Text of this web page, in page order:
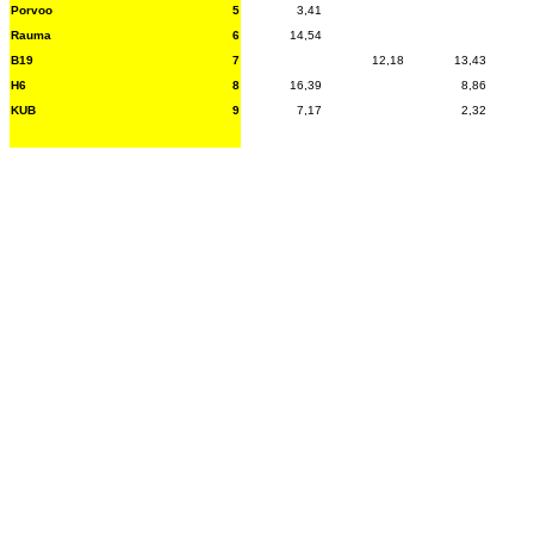
Porvoo
5
3,41
Rauma
6
14,54
B19
7 12,18
13,43
H6
8 16,39
8,86
KUB
9 7,17 2,32